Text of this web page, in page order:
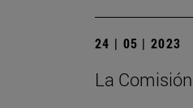
24 | 05 | 2023
La